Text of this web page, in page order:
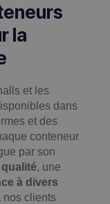
la
et les
dans
et des
conteneur
par son
, une
à divers
nos clients